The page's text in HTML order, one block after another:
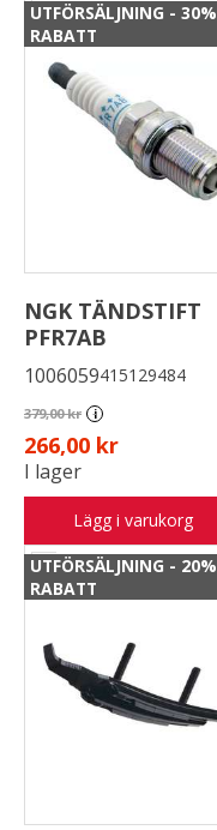
UTFÖRSÄLJNING - 30%
RABATT
NGK TÄNDSTIFT
PFR7AB
1006059415129484
379,00 kr i
266,00 kr
I lager
Lägg i varukorg
UTFÖRSÄLJNING - 20%
RABATT